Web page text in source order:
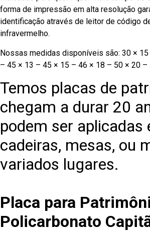
forma de impressão em alta resolução
identificação através de leitor de código
infravermelho.
Nossas medidas disponíveis são: 30 ×
– 45 × 13 – 45 × 15 – 46 × 18 – 50 × 20 –
Temos placas de
chegam a durar 20
podem ser aplicadas
cadeiras, mesas, ou
variados lugares.
Placa para
Policarbonato